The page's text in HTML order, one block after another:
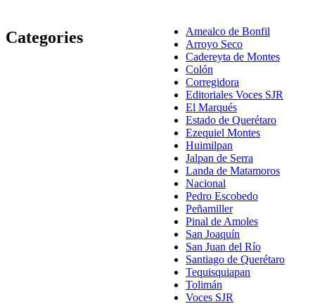
Categories
Amealco de Bonfil
Arroyo Seco
Cadereyta de Montes
Colón
Corregidora
Editoriales Voces SJR
El Marqués
Estado de Querétaro
Ezequiel Montes
Huimilpan
Jalpan de Serra
Landa de Matamoros
Nacional
Pedro Escobedo
Peñamiller
Pinal de Amoles
San Joaquín
San Juan del Río
Santiago de Querétaro
Tequisquiapan
Tolimán
Voces SJR